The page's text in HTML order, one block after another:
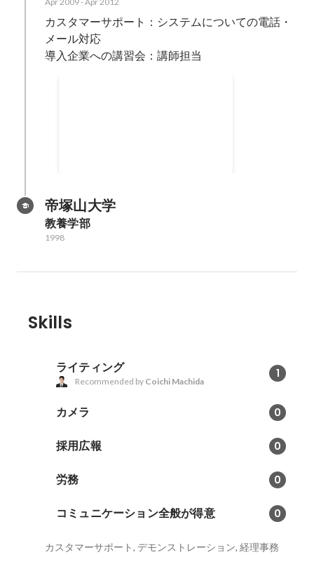
カスタマーサポート：システムについての電話・
メール対応
導入企業への講習会：講師担当
帝塚山大学
教養学部
1998
Skills
ライティング 1
Recommended by Coichi Machida
カメラ 0
採用広報 0
労務 0
コミュニケーション全般が得意 0
カスタマーサポート, デモンストレーション, 経理事務